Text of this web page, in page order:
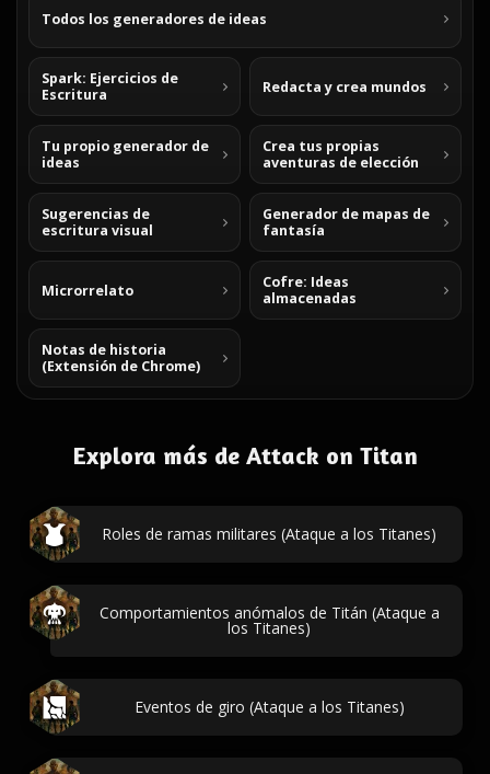
Todos los generadores de ideas
Spark: Ejercicios de
Escritura
Redacta y crea mundos
Tu propio generador de
ideas
Crea tus propias
aventuras de elección
Sugerencias de
escritura visual
Generador de mapas de
fantasía
Microrrelato
Cofre: Ideas
almacenadas
Notas de historia
(Extensión de Chrome)
Explora más de Attack on Titan
Roles de ramas militares (Ataque a los Titanes)
Comportamientos anómalos de Titán (Ataque a
los Titanes)
Eventos de giro (Ataque a los Titanes)